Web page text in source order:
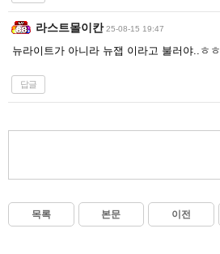
라스트몰이칸 25-08-15 19:47
뉴라이트가 아니라 뉴잽 이라고 불러야..ㅎㅎ
답글
목록 본문 이전